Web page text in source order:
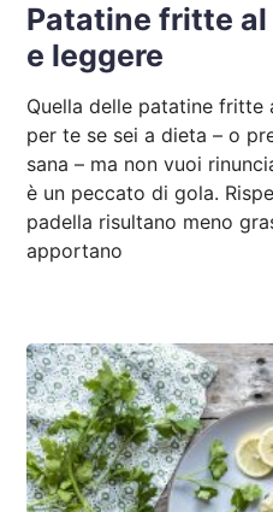
Patatine fritte
e leggere
Quella delle patatine
per te se sei a dieta – o
sana – ma non vuoi
è un peccato di gola.
padella risultano meno
apportano